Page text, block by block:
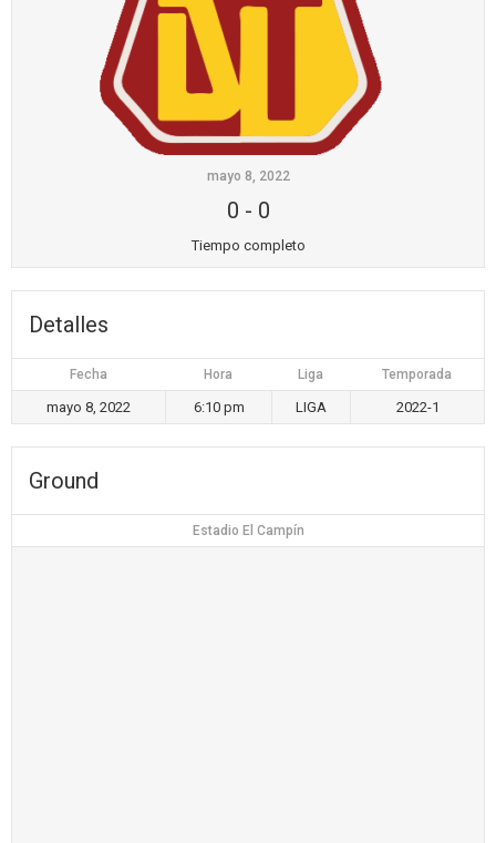
mayo 8, 2022
0 - 0
Tiempo completo
Detalles
Fecha Hora Liga Temporada
mayo 8, 2022 6:10 pm LIGA 2022-1
Ground
Estadio El Campín